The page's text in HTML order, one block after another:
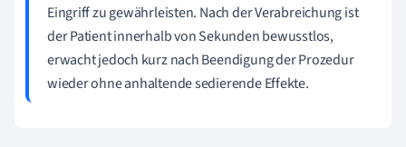
Eingriff zu gewährleisten. Nach der Verabreichung ist
der Patient innerhalb von Sekunden bewusstlos,
erwacht jedoch kurz nach Beendigung der Prozedur
wieder ohne anhaltende sedierende Effekte.